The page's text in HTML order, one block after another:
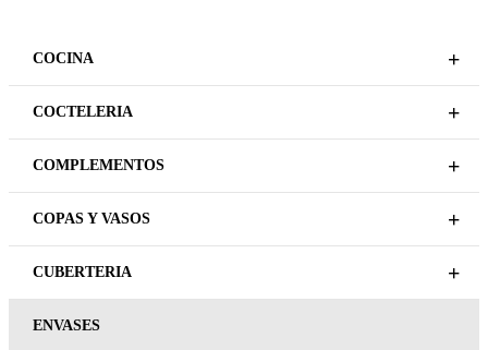
+
COCINA
+
COCTELERIA
+
COMPLEMENTOS
+
COPAS Y VASOS
+
CUBERTERIA
ENVASES